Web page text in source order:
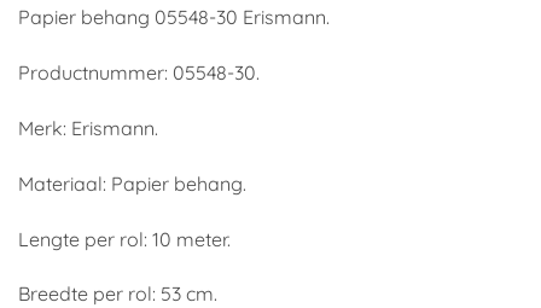
Papier behang 05548-30 Erismann.
Productnummer: 05548-30.
Merk: Erismann.
Materiaal: Papier behang.
Lengte per rol: 10 meter.
Breedte per rol: 53 cm.